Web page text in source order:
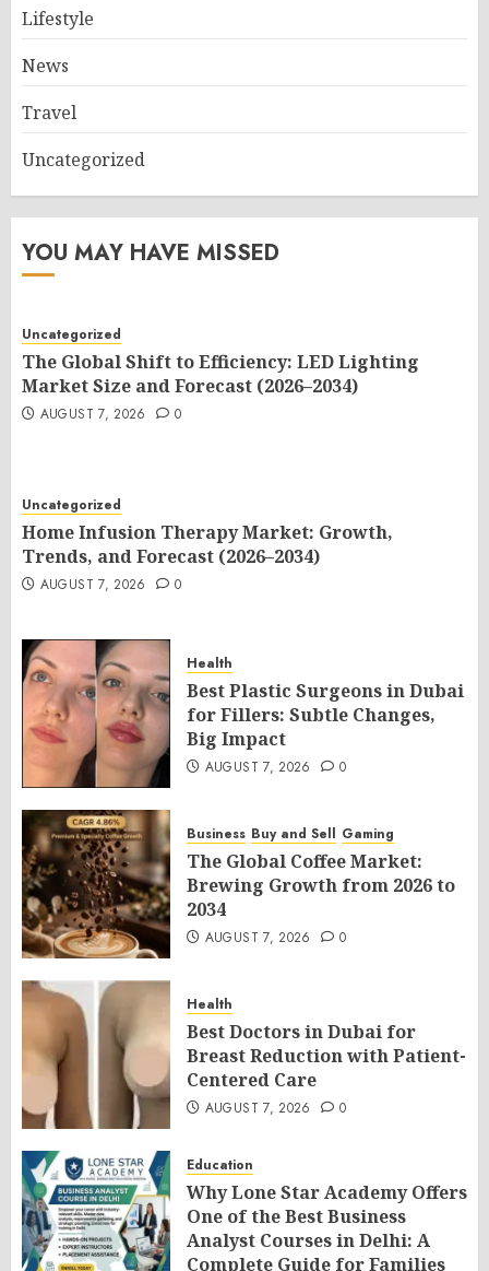
Lifestyle
News
Travel
Uncategorized
YOU MAY HAVE MISSED
Uncategorized
The Global Shift to Efficiency: LED Lighting
Market Size and Forecast (2026–2034)
AUGUST 7, 2026 0
Uncategorized
Home Infusion Therapy Market: Growth,
Trends, and Forecast (2026–2034)
AUGUST 7, 2026 0
Health
Best Plastic Surgeons in Dubai
for Fillers: Subtle Changes,
Big Impact
AUGUST 7, 2026 0
Business Buy and Sell Gaming
The Global Coffee Market:
Brewing Growth from 2026 to
2034
AUGUST 7, 2026 0
Health
Best Doctors in Dubai for
Breast Reduction with Patient-
Centered Care
AUGUST 7, 2026 0
Education
Why Lone Star Academy Offers
One of the Best Business
Analyst Courses in Delhi: A
Complete Guide for Families